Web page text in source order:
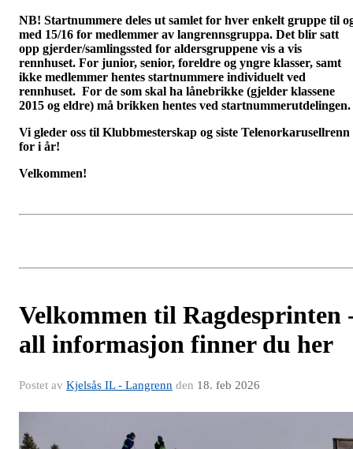
NB! Startnummere deles ut samlet for hver enkelt gruppe til
med 15/16 for medlemmer av langrennsgruppa. Det blir satt
opp gjerder/samlingssted for aldersgruppene vis a vis
rennhuset. For junior, senior, foreldre og yngre klasser, samt
ikke medlemmer hentes startnummere individuelt ved
rennhuset. For de som skal ha lånebrikke (gjelder klassene
2015 og eldre) må brikken hentes ved startnummerutdelingen.
Vi gleder oss til Klubbmesterskap og siste Telenorkarusellrenn
for i år!
Velkommen!
Velkommen til Ragdesprinten
all informasjon finner du her
Postet av Kjelsås IL - Langrenn den 18. feb 2026